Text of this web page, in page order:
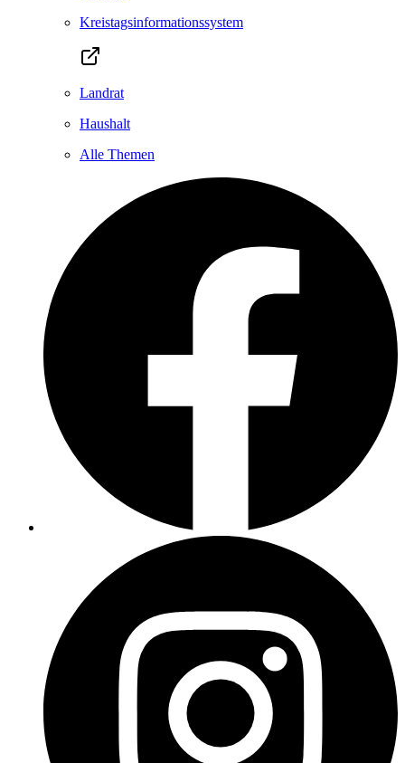
Kreistagsinformationssystem
Landrat
Haushalt
Alle Themen